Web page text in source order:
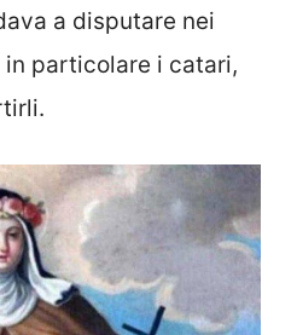
a disputare nei
particolare i catari,